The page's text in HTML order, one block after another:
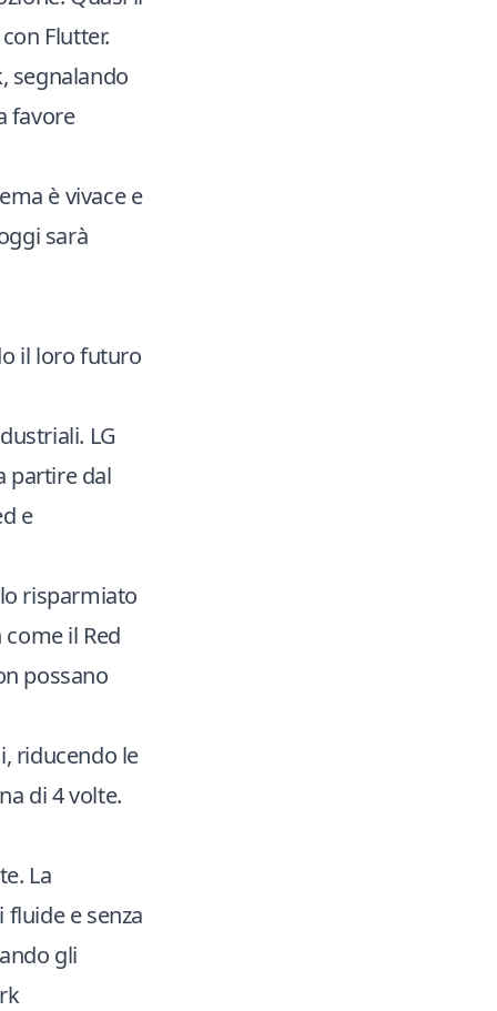
Flutter.
segnalando
favore
è vivace e
sarà
il loro futuro
LG
partire dal
e
risparmiato
il Red
possano
riducendo le
di 4 volte.
La
e senza
gli